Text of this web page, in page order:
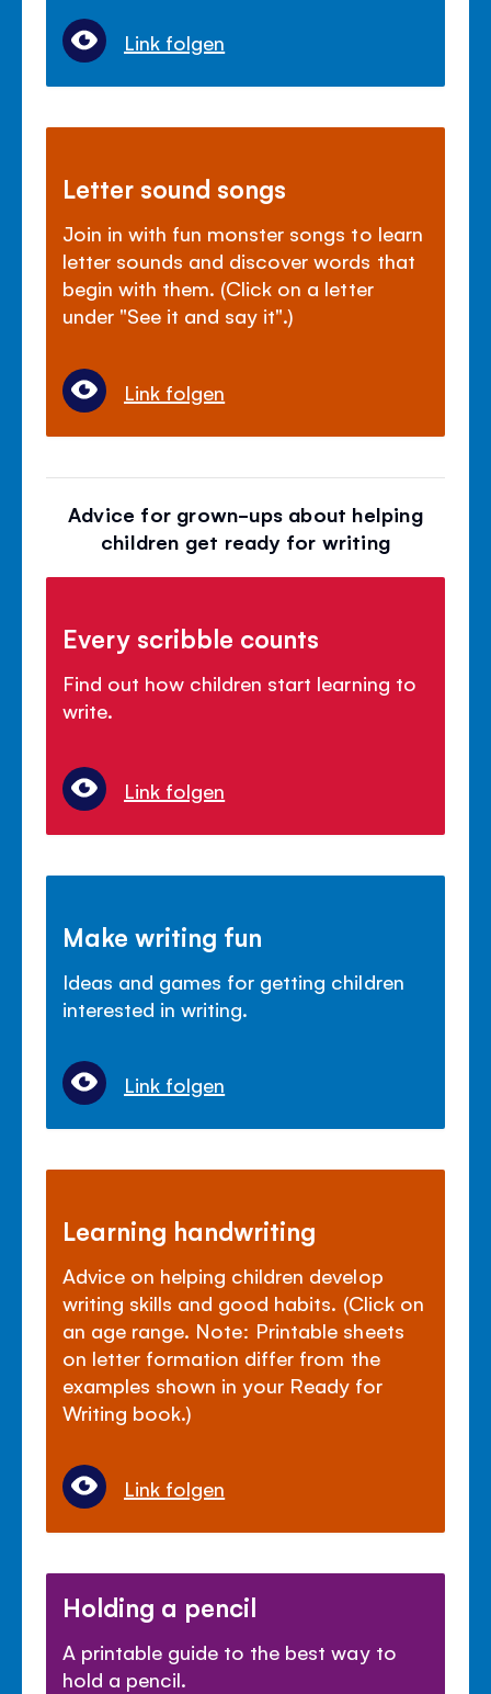
Link folgen
Letter sound songs
Join in with fun monster songs to learn
letter sounds and discover words that
begin with them. (Click on a letter
under "See it and say it".)
Link folgen
Advice for grown-ups about helping
children get ready for writing
Every scribble counts
Find out how children start learning to
write.
Link folgen
Make writing fun
Ideas and games for getting children
interested in writing.
Link folgen
Learning handwriting
Advice on helping children develop
writing skills and good habits. (Click on
an age range. Note: Printable sheets
on letter formation differ from the
examples shown in your Ready for
Writing book.)
Link folgen
Holding a pencil
A printable guide to the best way to
hold a pencil.